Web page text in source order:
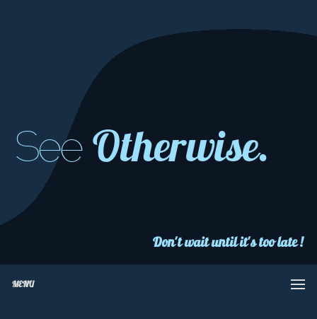
See Otherwise.
Don't wait until it's too late !
MENU